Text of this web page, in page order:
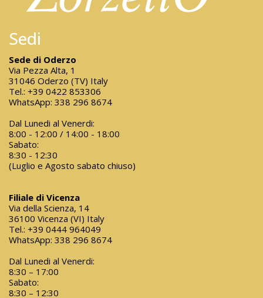
Sedi
Sede di Oderzo
Via Pezza Alta, 1
31046 Oderzo (TV) Italy
Tel.: +39 0422 853306
WhatsApp: 338 296 8674
Dal Lunedi al Venerdi:
8:00 - 12:00 / 14:00 - 18:00
Sabato:
8:30 - 12:30
(Luglio e Agosto sabato chiuso)
Filiale di Vicenza
Via della Scienza, 14
36100 Vicenza (VI) Italy
Tel.: +39 0444 964049
WhatsApp: 338 296 8674
Dal Lunedi al Venerdi:
8:30 – 17:00
Sabato:
8:30 – 12:30